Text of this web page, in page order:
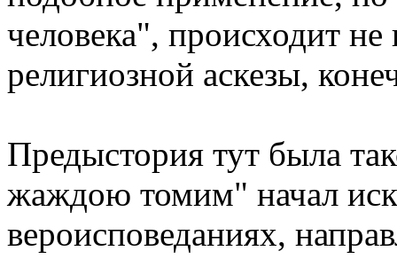
человека", происходит не
религиозной аскезы,
Предыстория тут была
жаждою томим" начал
вероисповеданиях,